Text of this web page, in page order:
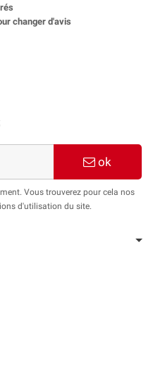
changer d'avis
ok
Vous trouverez pour cela nos
d'utilisation du site.